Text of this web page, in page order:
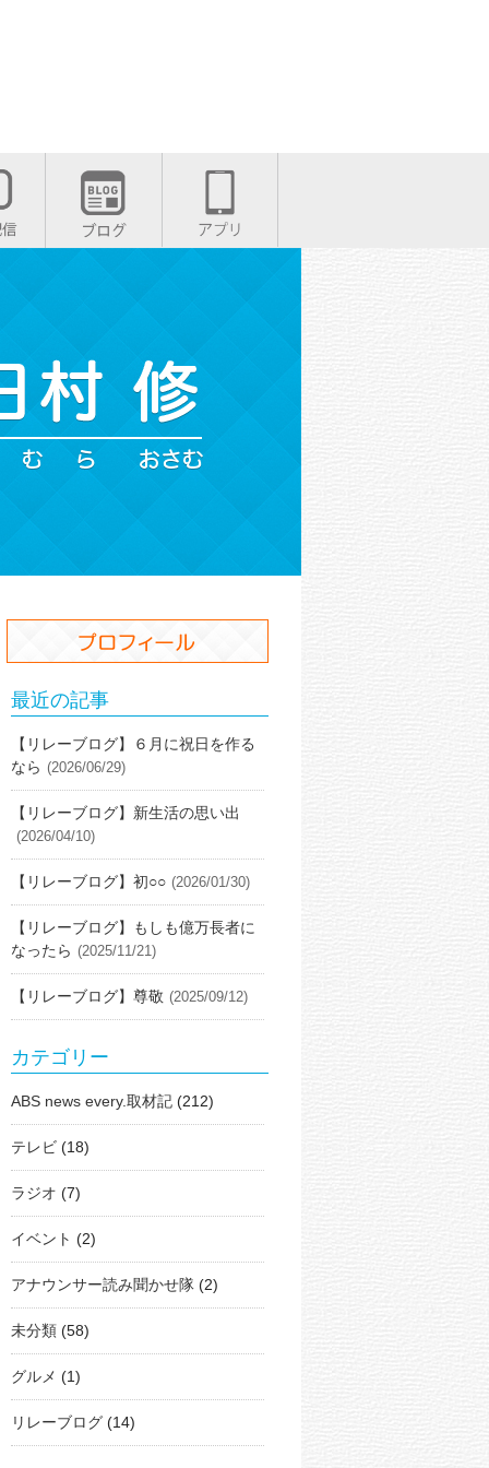
最近の記事
【リレーブログ】６月に祝日を作る
なら (2026/06/29)
【リレーブログ】新生活の思い出
(2026/04/10)
【リレーブログ】初○○ (2026/01/30)
【リレーブログ】もしも億万長者に
なったら (2025/11/21)
【リレーブログ】尊敬 (2025/09/12)
カテゴリー
ABS news every.取材記 (212)
テレビ (18)
ラジオ (7)
イベント (2)
アナウンサー読み聞かせ隊 (2)
未分類 (58)
グルメ (1)
リレーブログ (14)